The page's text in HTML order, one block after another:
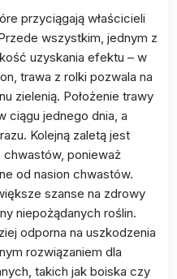
przyciągają właścicieli
wszystkim, jednym z
uzyskania efektu – w
trawa z rolki pozwala na
zielenią. Położenie trawy
ciągu jednego dnia, a
Kolejną zaletą jest
chwastów, ponieważ
od nasion chwastów.
szanse na zdrowy
niepożądanych roślin.
odporna na uszkodzenia
rozwiązaniem dla
takich jak boiska czy